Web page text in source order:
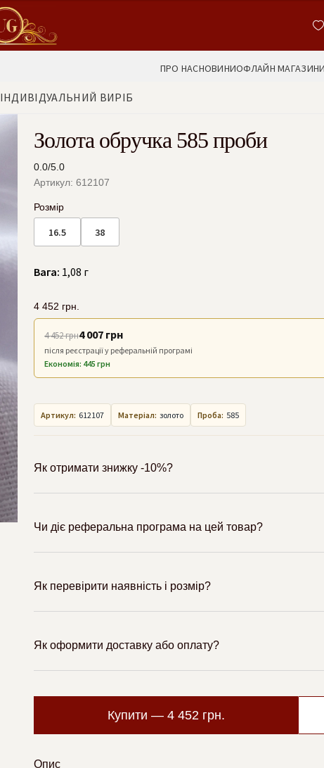
ПРО НАСНОВИНИОФЛАЙН
ІНДИВІДУАЛЬНИЙ ВИРІБ
Золота обручка 585 проби
0.0/5.0
Артикул: 612107
Розмір
16.5 38
Вага: 1,08 г
4 452 грн.
4 452 грн4 007 грн
після реєстрації у реферальній програмі
Економія: 445 грн
Артикул: 612107 Матеріал: золото Проба: 585
Як отримати знижку -10%?
Чи діє реферальна програма на цей товар?
Як перевірити наявність і розмір?
Як оформити доставку або оплату?
Купити — 4 452 грн.
Опис